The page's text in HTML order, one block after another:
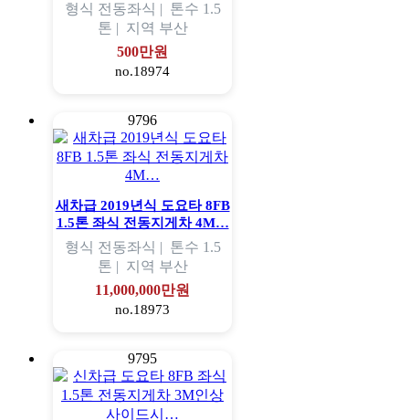
형식 전동좌식 | 톤수 1.5
톤 | 지역 부산
500만원
no.18974
9796
새차급 2019년식 도요타 8FB
1.5톤 좌식 전동지게차 4M…
형식 전동좌식 | 톤수 1.5
톤 | 지역 부산
11,000,000만원
no.18973
9795